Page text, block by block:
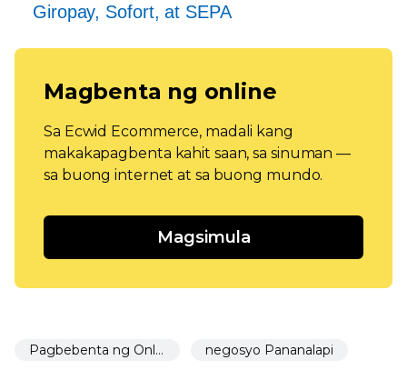
Giropay, Sofort, at SEPA
Magbenta ng online
Sa Ecwid Ecommerce, madali kang
makakapagbenta kahit saan, sa sinuman —
sa buong internet at sa buong mundo.
Magsimula
Pagbebenta ng Online negosyo Pananalapi